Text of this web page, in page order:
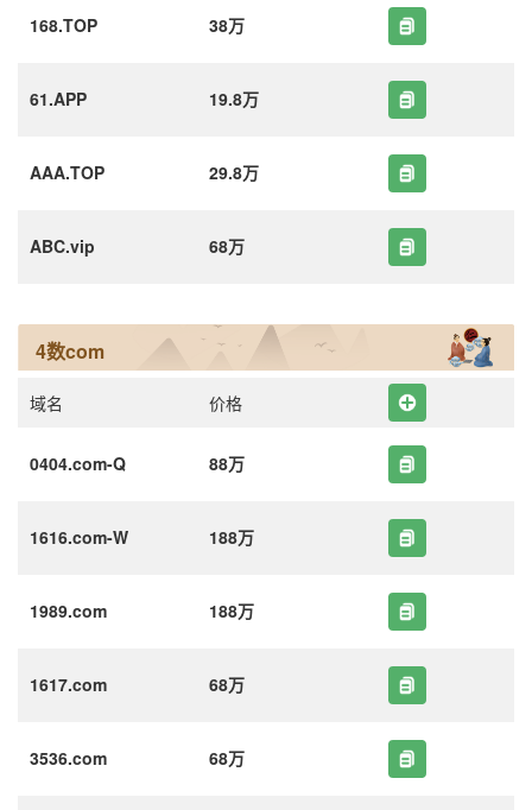
168.TOP 38万
61.APP 19.8万
AAA.TOP 29.8万
ABC.vip 68万
4数com
域名 价格
0404.com-Q 88万
1616.com-W 188万
1989.com 188万
1617.com 68万
3536.com 68万